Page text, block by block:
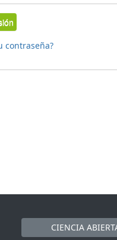
contraseña?
CIENCIA